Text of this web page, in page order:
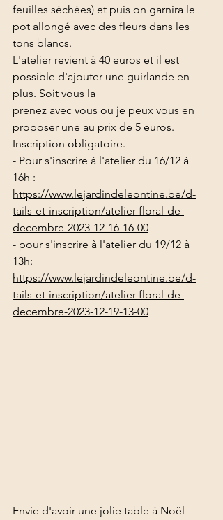
feuilles séchées) et puis on garnira le
pot allongé avec des fleurs dans les
tons blancs.
L'atelier revient à 40 euros et il est
possible d'ajouter une guirlande en
plus. Soit vous la
prenez avec vous ou je peux vous en
proposer une au prix de 5 euros.
Inscription obligatoire.
- Pour s'inscrire à l'atelier du 16/12 à
16h :
https://www.lejardindeleontine.be/d-
tails-et-inscription/atelier-floral-de-
decembre-2023-12-16-16-00
- pour s'inscrire à l'atelier du 19/12 à
13h:
https://www.lejardindeleontine.be/d-
tails-et-inscription/atelier-floral-de-
decembre-2023-12-19-13-00
Envie d'avoir une jolie table à Noël